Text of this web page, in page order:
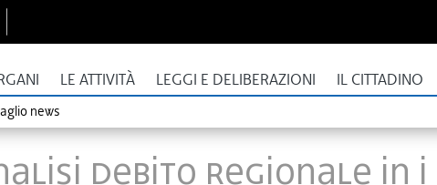
LE ATTIVITÀ LEGGI E DELIBERAZIONI IL CITTADINO
news
debito regionale in I